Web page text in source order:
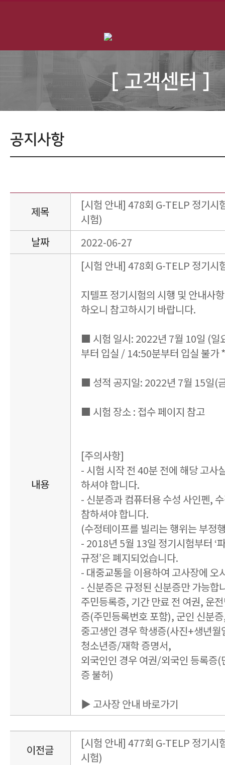
[ 고객센터 ]
공지사항
제목
[시험 안내] 478회 G-TELP 정기
시험)
날짜
2022-06-27
내용
[시험 안내] 478회 G-TELP 정기시
지텔프 정기시험의 시행 및 안내사
하오니 참고하시기 바랍니다.
■ 시험 일시: 2022년 7월 10일 (
부터 입실 / 14:50분부터 입실 불가
■ 성적 공지일: 2022년 7월 15일(
■ 시험 장소 : 접수 페이지 참고
[주의사항]
- 시험 시작 전 40분 전에 해당 고사
하셔야 합니다.
- 신분증과 컴퓨터용 수성 사인펜,
참하셔야 합니다.
(수정테이프를 빌리는 행위는 부정
- 2018년 5월 13일 정기시험부터 ‘
규정’은 폐지되었습니다.
- 대중교통을 이용하여 고사장에 오
- 신분증은 규정된 신분증만 가능합
주민등록증, 기간 만료 전 여권, 운
증(주민등록번호 포함), 군인 신분
중고생인 경우 학생증(사진+생년
청소년증/재학 증명서,
외국인인 경우 여권/외국인 등록증
증 불허)
▶ 고사장 안내 바로가기
이전글
[시험 안내] 477회 G-TELP 정기
시험)